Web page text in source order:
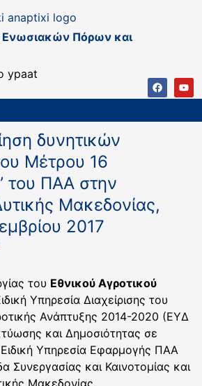
Ενωσιακών Πόρων και
δυνητικών
Μέτρου 16
του ΠΑΑ στην
Μακεδονίας,
2017
του Εθνικού Αγροτικού
Υπηρεσία Διαχείρισης του
Ανάπτυξης 2014-2020 (ΕΥΔ
και Δημοσιότητας σε
Υπηρεσία Εφαρμογής ΠΑΑ
και Καινοτομίας και
Μακεδονίας